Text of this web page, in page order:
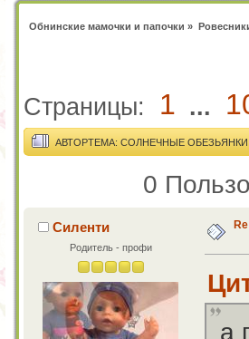
Обнинские мамочки и папочки »
Страницы: 1 ...
АВТОРТЕМА: СОЛНЕЧНЫЕ ОБЕЗЬЯНКИ
0
Силенти
Родитель - профи
а